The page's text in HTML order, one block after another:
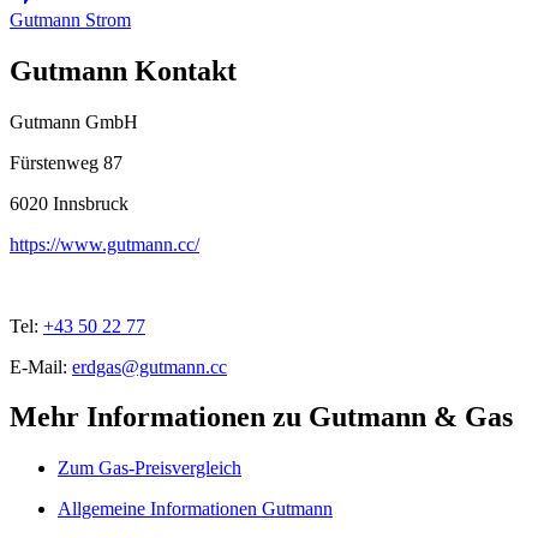
Gutmann Strom
Gutmann Kontakt
Gutmann GmbH
Fürstenweg 87
6020 Innsbruck
https://www.gutmann.cc/
Tel: +43 50 22 77
E-Mail: erdgas@gutmann.cc
Mehr Informationen zu Gutmann & Gas
Zum Gas-Preisvergleich
Allgemeine Informationen Gutmann